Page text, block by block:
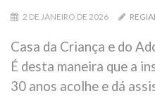
2 DE JANEIRO DE 2026
Casa da Criança e do
É desta maneira que a
30 anos acolhe e dá